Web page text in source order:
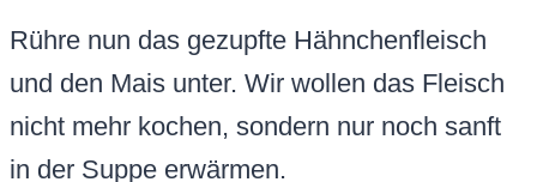
Rühre nun das gezupfte Hähnchenfleisch
und den Mais unter. Wir wollen das Fleisch
nicht mehr kochen, sondern nur noch sanft
in der Suppe erwärmen.